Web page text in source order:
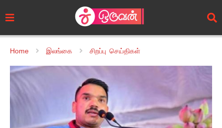
Home இலங்கை சிறப்பு செய்திகள்